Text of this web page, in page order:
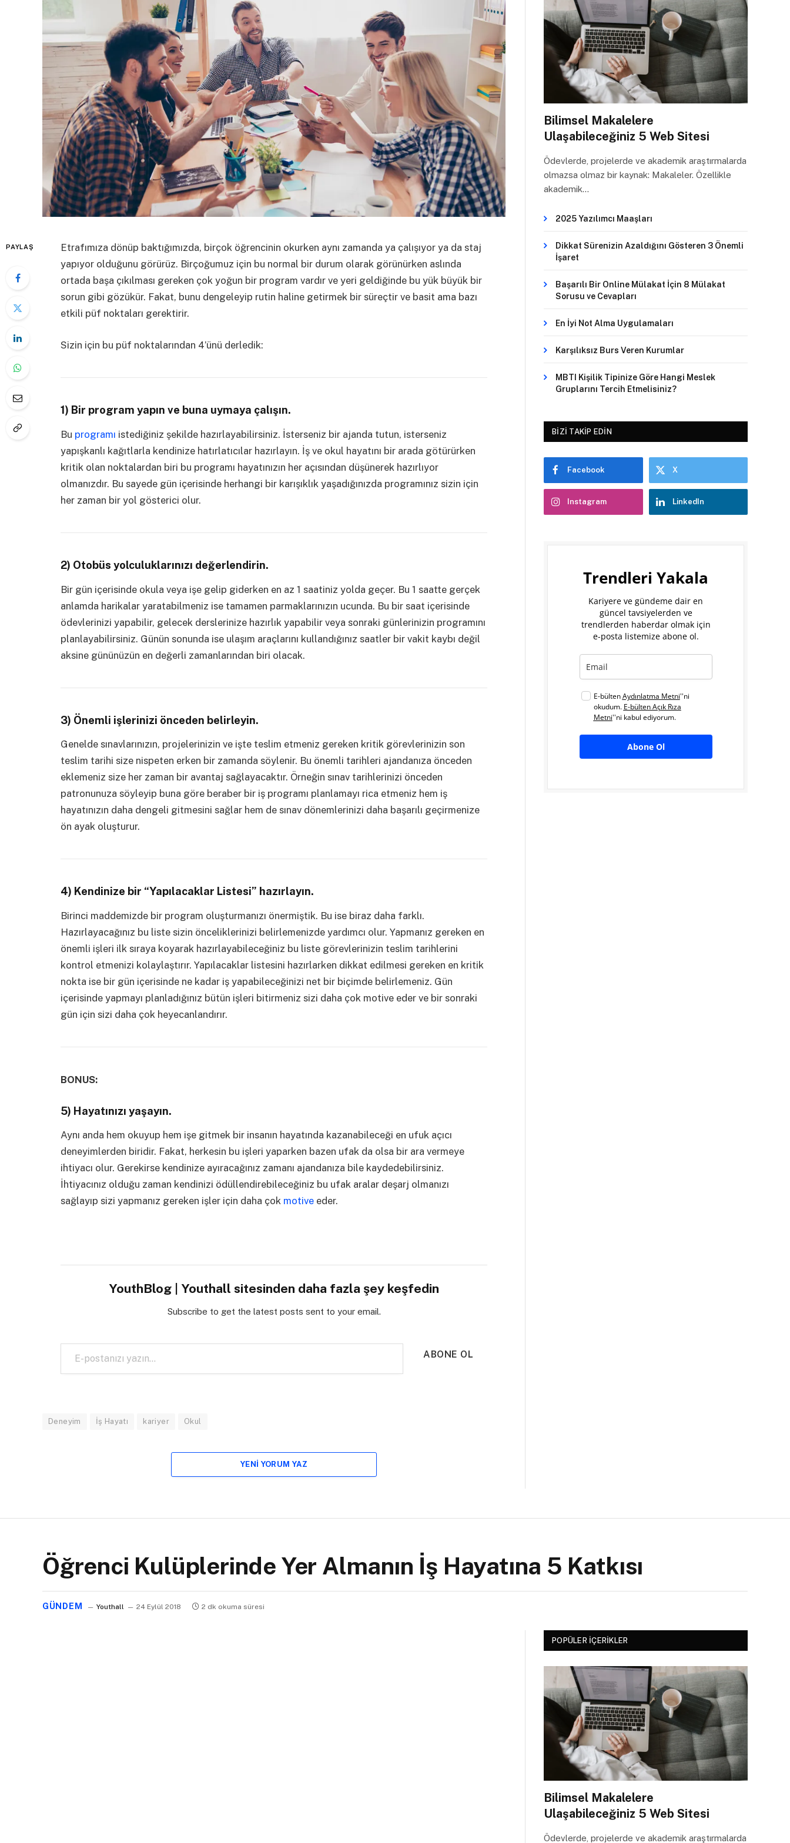
PAYLAŞ
Etrafımıza dönüp baktığımızda, birçok öğrencinin okurken aynı zamanda ya çalışıyor ya da staj
yapıyor olduğunu görürüz. Birçoğumuz için bu normal bir durum olarak görünürken aslında
ortada başa çıkılması gereken çok yoğun bir program vardır ve yeri geldiğinde bu yük büyük bir
sorun gibi gözükür. Fakat, bunu dengeleyip rutin haline getirmek bir süreçtir ve basit ama bazı
etkili püf noktaları gerektirir.
Sizin için bu püf noktalarından 4’ünü derledik:
1) Bir program yapın ve buna uymaya çalışın.
Bu programı istediğiniz şekilde hazırlayabilirsiniz. İsterseniz bir ajanda tutun, isterseniz
yapışkanlı kağıtlarla kendinize hatırlatıcılar hazırlayın. İş ve okul hayatını bir arada götürürken
kritik olan noktalardan biri bu programı hayatınızın her açısından düşünerek hazırlıyor
olmanızdır. Bu sayede gün içerisinde herhangi bir karışıklık yaşadığınızda programınız sizin için
her zaman bir yol gösterici olur.
2) Otobüs yolculuklarınızı değerlendirin.
Bir gün içerisinde okula veya işe gelip giderken en az 1 saatiniz yolda geçer. Bu 1 saatte gerçek
anlamda harikalar yaratabilmeniz ise tamamen parmaklarınızın ucunda. Bu bir saat içerisinde
ödevlerinizi yapabilir, gelecek derslerinize hazırlık yapabilir veya sonraki günlerinizin programını
planlayabilirsiniz. Günün sonunda ise ulaşım araçlarını kullandığınız saatler bir vakit kaybı değil
aksine gününüzün en değerli zamanlarından biri olacak.
3) Önemli işlerinizi önceden belirleyin.
Genelde sınavlarınızın, projelerinizin ve işte teslim etmeniz gereken kritik görevlerinizin son
teslim tarihi size nispeten erken bir zamanda söylenir. Bu önemli tarihleri ajandanıza önceden
eklemeniz size her zaman bir avantaj sağlayacaktır. Örneğin sınav tarihlerinizi önceden
patronunuza söyleyip buna göre beraber bir iş programı planlamayı rica etmeniz hem iş
hayatınızın daha dengeli gitmesini sağlar hem de sınav dönemlerinizi daha başarılı geçirmenize
ön ayak oluşturur.
4) Kendinize bir “Yapılacaklar Listesi” hazırlayın.
Birinci maddemizde bir program oluşturmanızı önermiştik. Bu ise biraz daha farklı.
Hazırlayacağınız bu liste sizin önceliklerinizi belirlemenizde yardımcı olur. Yapmanız gereken en
önemli işleri ilk sıraya koyarak hazırlayabileceğiniz bu liste görevlerinizin teslim tarihlerini
kontrol etmenizi kolaylaştırır. Yapılacaklar listesini hazırlarken dikkat edilmesi gereken en kritik
nokta ise bir gün içerisinde ne kadar iş yapabileceğinizi net bir biçimde belirlemeniz. Gün
içerisinde yapmayı planladığınız bütün işleri bitirmeniz sizi daha çok motive eder ve bir sonraki
gün için sizi daha çok heyecanlandırır.
BONUS:
5) Hayatınızı yaşayın.
Aynı anda hem okuyup hem işe gitmek bir insanın hayatında kazanabileceği en ufuk açıcı
deneyimlerden biridir. Fakat, herkesin bu işleri yaparken bazen ufak da olsa bir ara vermeye
ihtiyacı olur. Gerekirse kendinize ayıracağınız zamanı ajandanıza bile kaydedebilirsiniz.
İhtiyacınız olduğu zaman kendinizi ödüllendirebileceğiniz bu ufak aralar deşarj olmanızı
sağlayıp sizi yapmanız gereken işler için daha çok motive eder.
YouthBlog | Youthall sitesinden daha fazla şey keşfedin
Subscribe to get the latest posts sent to your email.
E-postanızı yazın…
ABONE OL
Deneyim İş Hayatı kariyer Okul
YENI YORUM YAZ
Bilimsel Makalelere
Ulaşabileceğiniz 5 Web Sitesi
Ödevlerde, projelerde ve akademik araştırmalarda
olmazsa olmaz bir kaynak: Makaleler. Özellikle
akademik…
2025 Yazılımcı Maaşları
Dikkat Sürenizin Azaldığını Gösteren 3 Önemli
İşaret
Başarılı Bir Online Mülakat İçin 8 Mülakat
Sorusu ve Cevapları
En İyi Not Alma Uygulamaları
Karşılıksız Burs Veren Kurumlar
MBTI Kişilik Tipinize Göre Hangi Meslek
Gruplarını Tercih Etmelisiniz?
BIZI TAKIP EDIN
Facebook X
Instagram LinkedIn
Trendleri Yakala
Kariyere ve gündeme dair en
güncel tavsiyelerden ve
trendlerden haberdar olmak için
e-posta listemize abone ol.
E-bültenAydınlatma Metni''ni
okudum. E-bülten Açık Rıza
Metni''ni kabul ediyorum.
Abone Ol
Öğrenci Kulüplerinde Yer Almanın İş Hayatına 5 Katkısı
GÜNDEM Youthall 24 Eylül 2018 2 dk okuma süresi
POPÜLER İÇERIKLER
Bilimsel Makalelere
Ulaşabileceğiniz 5 Web Sitesi
Ödevlerde, projelerde ve akademik araştırmalarda